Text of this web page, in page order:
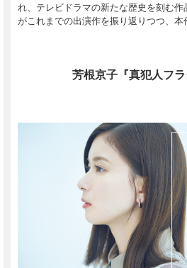
れ、テレビドラマの新たな歴史を刻む
がこれまでの出演作を振り返りつつ、本
芳根京子『真犯人フラ